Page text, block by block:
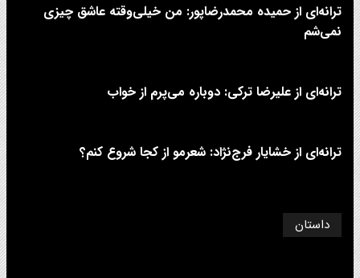
ترانه‌ای از حمیده محمدرضاپور: من خیلی‌وقته عاشق چیزی
نمی‌شم
ترانه‌ای از علیرضا ترکی: دوباره می‌پرم از خواب
ترانه‌ای از خشایار فرج‌نژاد: شعرمو از کجا شروع کنم؟
داستان